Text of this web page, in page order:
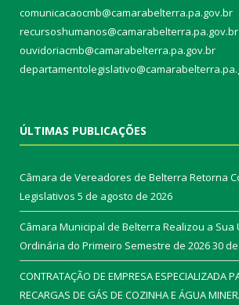
comunicacaocmb@camarabelterra.pa.gov.br
recursoshumanos@camarabelterra.pa.gov.br
ouvidoriacmb@camarabelterra.pa.gov.br
ÚLTIMAS PUBLICAÇÕES
Câmara de Vereadores de Belterra Retorna
Legislativos 5 de agosto de 2026
Câmara Municipal de Belterra Realizou a Sua
Ordinária do Primeiro Semestre de 202630
CONTRATAÇÃO DE EMPRESA ESPECIALIZADA
RECARGAS DE GÁS DE COZINHA E ÁGUA